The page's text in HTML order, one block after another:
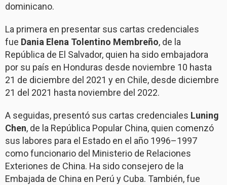
dominicano.
La primera en presentar sus cartas credenciales
fue Dania Elena Tolentino Membreño, de la
República de El Salvador, quien ha sido embajadora
por su país en Honduras desde noviembre 10 hasta
21 de diciembre del 2021 y en Chile, desde diciembre
21 del 2021 hasta noviembre del 2022.
A seguidas, presentó sus cartas credenciales Luning
Chen, de la República Popular China, quien comenzó
sus labores para el Estado en el año 1996–1997
como funcionario del Ministerio de Relaciones
Exteriones de China. Ha sido consejero de la
Embajada de China en Perú y Cuba. También, fue